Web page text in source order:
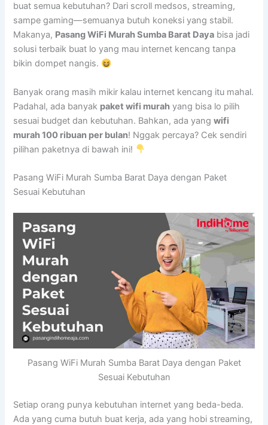
buat semua kebutuhan? Dari scroll medsos, streaming,
sampe gaming—semuanya butuh koneksi yang stabil.
Makanya, Pasang WiFi Murah Sumba Barat Daya bisa jadi
solusi terbaik buat lo yang mau internet kencang tanpa
bikin dompet nangis.
Banyak orang masih mikir kalau internet kencang itu mahal.
Padahal, ada banyak paket wifi murah yang bisa lo pilih
sesuai budget dan kebutuhan. Bahkan, ada yangwifi
murah 100 ribuan per bulan! Nggak percaya? Cek sendiri
pilihan paketnya di bawah ini!
Pasang WiFi Murah Sumba Barat Daya dengan Paket
Sesuai Kebutuhan
Pasang WiFi Murah Sumba Barat Daya dengan Paket
Sesuai Kebutuhan
Setiap orang punya kebutuhan internet yang beda-beda.
Ada yang cuma butuh buat kerja, ada yang hobi streaming,